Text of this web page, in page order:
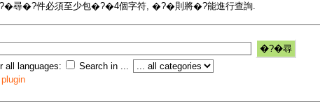
尋�?件必須至少包�?�4個字符, �?�則將�?能進行查詢.
all languages:
Search in ...